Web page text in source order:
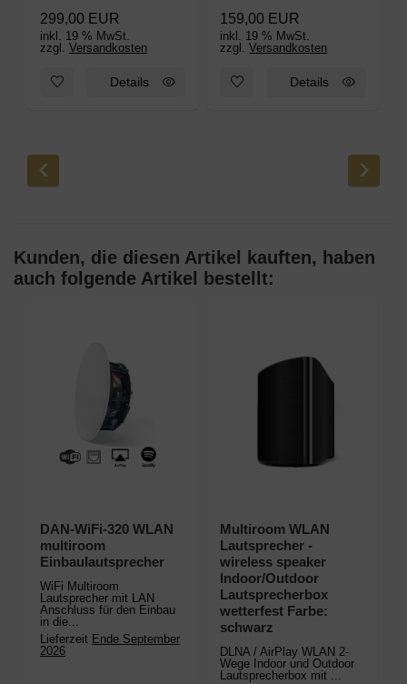
299,00 EUR
inkl. 19 % MwSt.
zzgl. Versandkosten
Zum Merkzettel hinzufügen: DAN-WiFi-320 WLAN multiroom
Details
159,00 EUR
inkl. 19 % MwSt.
zzgl.Versandkosten
Zum Merkzettel hinzufügen:
Details
‹ ›
Kunden, die diesen Artikel kauften, haben
auch folgende Artikel bestellt:
DAN-WiFi-320 WLAN
multiroom
Einbaulautsprecher
WiFi Multiroom
Lautsprecher mit LAN
Anschluss für den Einbau
in die...
Lieferzeit Ende September
2026
Multiroom WLAN
Lautsprecher -
wireless speaker
Indoor/Outdoor
Lautsprecherbox
wetterfest Farbe:
schwarz
DLNA / AirPlay WLAN 2-
Wege Indoor und Outdoor
Lautsprecherbox mit ...